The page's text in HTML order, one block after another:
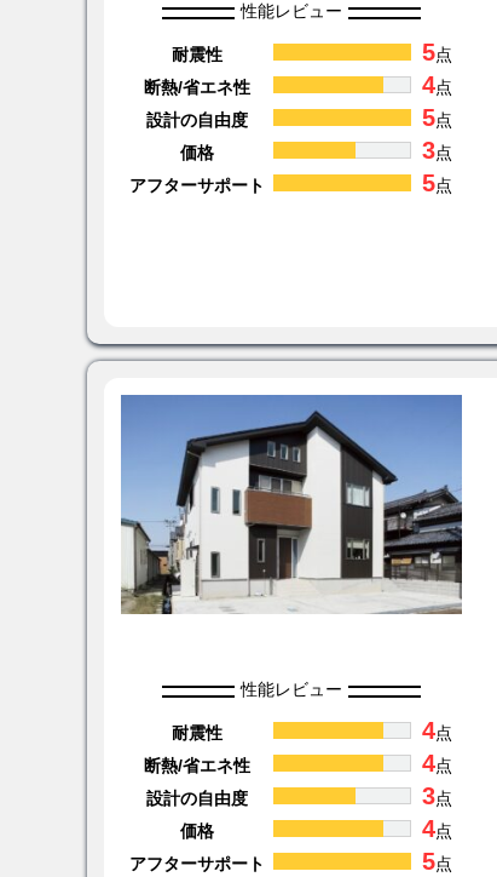
性能レビュー
耐震性 5点
断熱/省エネ性
4点
設計の自由度
5点
価格
3点
アフターサポート
5点
性能レビュー
耐震性 4点
断熱/省エネ性
4点
設計の自由度
3点
価格
4点
アフターサポート
5点